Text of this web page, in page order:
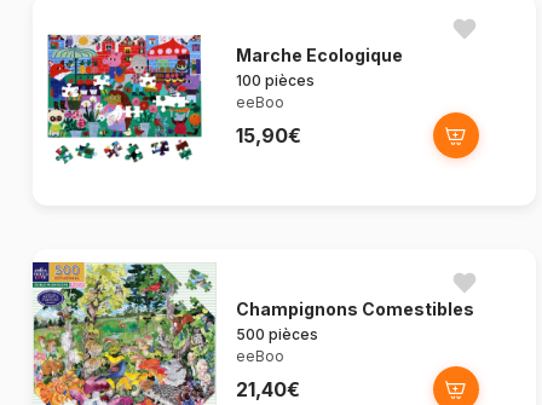
Marche Ecologique
100 pièces
eeBoo
15,90€
Champignons Comestibles
500 pièces
eeBoo
21,40€